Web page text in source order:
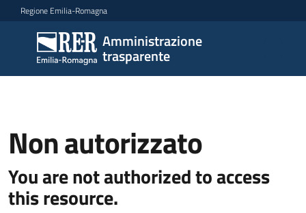
Vai al contenuto
Vai alla navigazione
Vai al footer
Regione Emilia-Romagna
Amministrazione
trasparente
Amministrazione
trasparente
Accesso
Non autorizzato
You are not authorized to access
this resource.